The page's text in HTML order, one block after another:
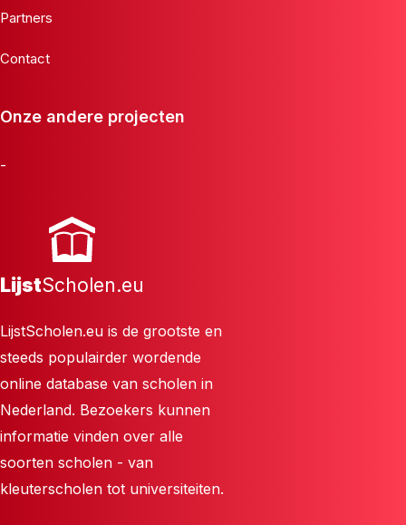
Partners
Contact
Onze andere projecten
-
LijstScholen.eu
LijstScholen.eu is de grootste en
steeds populairder wordende
online database van scholen in
Nederland. Bezoekers kunnen
informatie vinden over alle
soorten scholen - van
kleuterscholen tot universiteiten.